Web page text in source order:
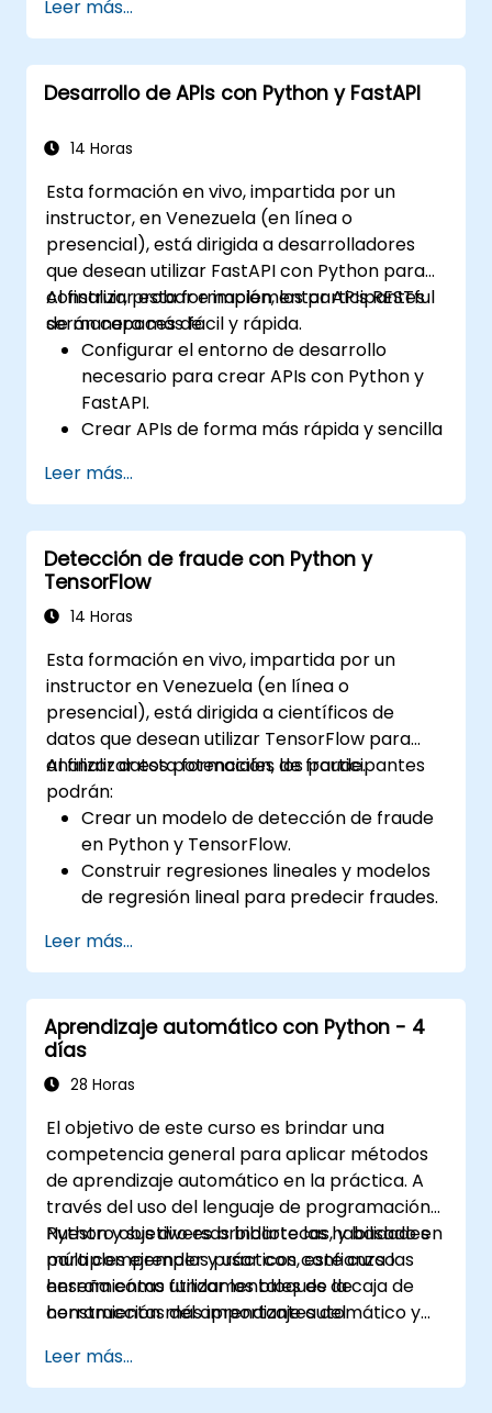
FARM.
Aprender a construir APIs REST con
FastAPI.
Aprender a diseñar aplicaciones
Desarrollar, probar e implementar
utilizando la pila FARM.
Leer más...
Desarrollo de APIs con Python y FastAPI
14 Horas
Esta formación en vivo, impartida por un
instructor, en Venezuela (en línea o
presencial), está dirigida a desarrolladores
que desean utilizar FastAPI con Python para
construir, probar e implementar APIs RESTful
de manera más fácil y rápida.
Al finalizar esta formación, los participantes
serán capaces de:
Configurar el entorno de desarrollo
necesario para crear APIs con Python y
FastAPI.
Crear APIs de forma más rápida y sencilla
Aprender a crear modelos de datos y
esquemas basados en Pydantic y
OpenAPI.
Conectar las APIs a una base de datos
utilizando SQLAlchemy.
Implementar seguridad y autenticación
FastAPI.
Construir imágenes de contenedores e
implementar APIs web en un servidor en
la nube.
Leer más...
Detección de fraude con Python y
TensorFlow
14 Horas
Esta formación en vivo, impartida por un
instructor en Venezuela (en línea o
presencial), está dirigida a científicos de
datos que desean utilizar TensorFlow para
analizar datos potenciales de fraude.
Al finalizar esta formación, los participantes
podrán:
Crear un modelo de detección de fraude
en Python y TensorFlow.
Construir regresiones lineales y modelos
de regresión lineal para predecir fraudes.
extremo a extremo para analizar datos
de fraude.
Leer más...
Aprendizaje automático con Python - 4
días
28 Horas
El objetivo de este curso es brindar una
competencia general para aplicar métodos
de aprendizaje automático en la práctica. A
través del uso del lenguaje de programación
Python y sus diversas bibliotecas, y basado en
múltiples ejemplos prácticos, este curso
enseña cómo utilizar los bloques de
construcción más importantes del
decisiones sobre modelos de datos,
interpretar las salidas de los algoritmos y
Nuestro objetivo es brindarte las habilidades
para comprender y usar con confianza las
herramientas fundamentales de la caja de
herramientas del aprendizaje automático y
aplicaciones de ciencia de datos.
Leer más...